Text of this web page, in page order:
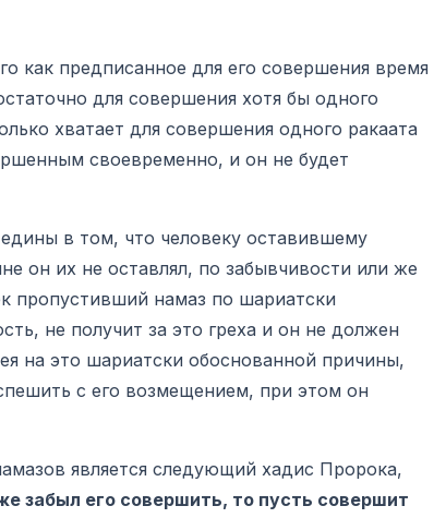
как предписанное для его совершения время
для совершения хотя бы одного
хватает для совершения одного ракаата
своевременно, и он не будет
в том, что человеку оставившему
он их не оставлял, по забывчивости или же
пропустивший намаз по шариатски
не получит за это греха и он не должен
на это шариатски обоснованной причины,
с его возмещением, при этом он
является следующий хадис Пророка,
забыл его совершить, то пусть совершит